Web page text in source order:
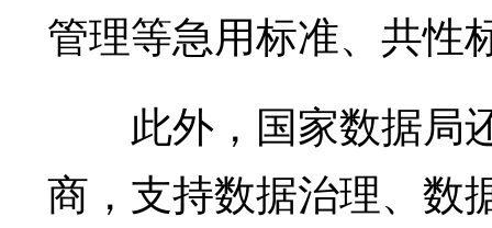
管理等急用标准、共性
此外，国家数据局
商，支持数据治理、数